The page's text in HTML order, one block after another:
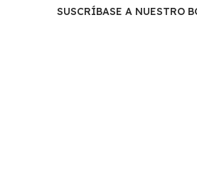
SUSCRÍBASE A NUESTRO